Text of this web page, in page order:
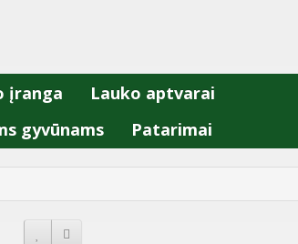
įranga
Lauko aptvarai
gyvūnams Patarimai